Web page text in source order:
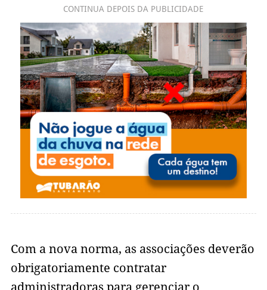
CONTINUA DEPOIS DA PUBLICIDADE
Com a nova norma, as associações deverão
obrigatoriamente contratar